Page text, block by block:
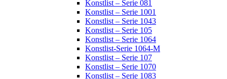
Konstlist – Serie 081
Konstlist – Serie 1001
Konstlist – Serie 1043
Konstlist – Serie 105
Konstlist – Serie 1064
Konstlist-Serie 1064-M
Konstlist – Serie 107
Konstlist – Serie 1070
Konstlist – Serie 1083